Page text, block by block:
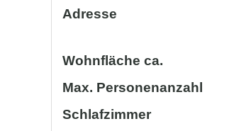
Adresse
Wohnfläche ca.
Max. Personenanzahl
Schlafzimmer